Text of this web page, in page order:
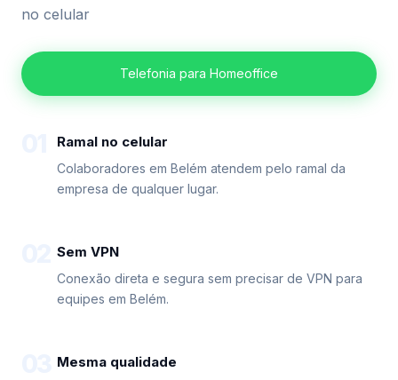
no celular
Telefonia para Homeoffice
Ramal no celular
Colaboradores em Belém atendem pelo ramal da
empresa de qualquer lugar.
Sem VPN
Conexão direta e segura sem precisar de VPN para
equipes em Belém.
Mesma qualidade